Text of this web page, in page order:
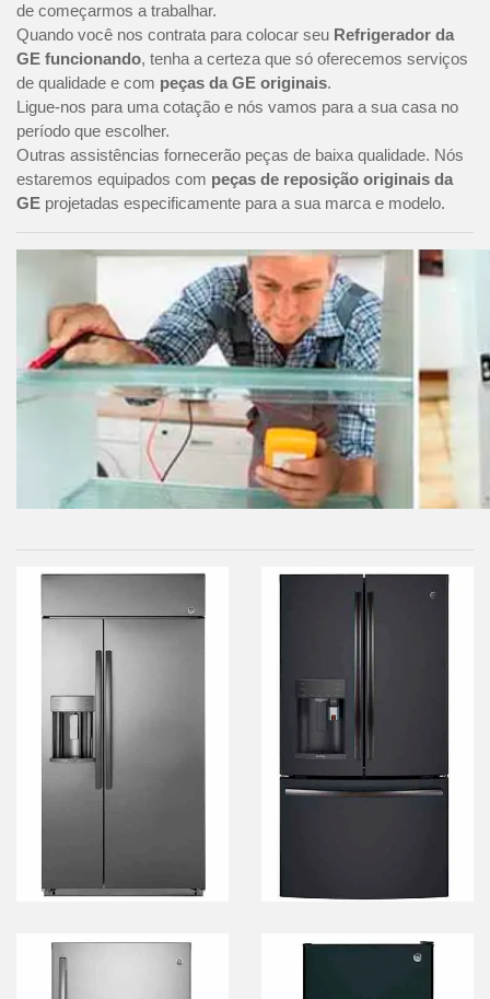
de começarmos a trabalhar.
Quando você nos contrata para colocar seu Refrigerador da
GE funcionando, tenha a certeza que só oferecemos serviços
de qualidade e com peças da GE originais.
Ligue-nos para uma cotação e nós vamos para a sua casa no
período que escolher.
Outras assistências fornecerão peças de baixa qualidade. Nós
estaremos equipados com peças de reposição originais da
GE projetadas especificamente para a sua marca e modelo.